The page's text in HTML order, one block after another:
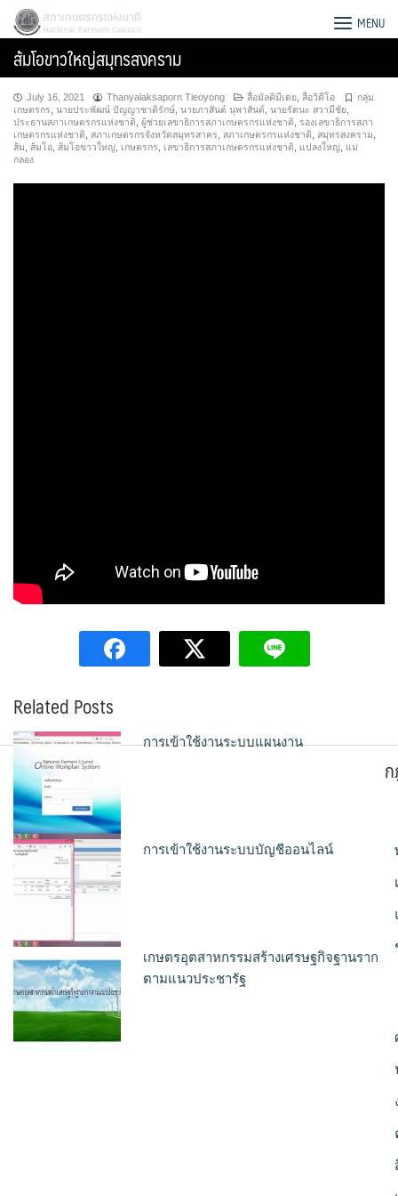
Skip
content
สภาเกษตรกรแห่งชาติ MENU
ส้มโอขาวใหญ่สมุทรสงคราม
July 16, 2021 Thanyalaksaporn Tieoyong สื่อมัลติมีเดย สื่อวิดีโอ
กลุ่ม
เกษตรกร นายประพัฒน์ ปัญญาชาติรักษ์ นายภาสันต์ นุพาสันต์ นายรัตนะ สวามีชัย
ประธานสภาเกษตรกรแห่งชาติ ผู้ช่วยเลขาธิการสภาเกษตรกรแห่งชาติ รองเลขาธิการสภา
เกษตรกรแห่งชาติ
สภาเกษตรกรจังหวัดสมุทรสาคร สภาเกษตรกรแห่งชาติ สมุทรสงคราม
ส้ม
ส้มโอ ส้มโอขาวใหญ่ เกษตรกร เลขาธิการสภาเกษตรกรแห่งชาติ แปลงใหญ่ แม่
กลอง
Related Posts
การเข้าใช้งานระบบแผนงาน
การเข้าใช้งานระบบบัญชีออนไลน์
เกษตรอุตสาหกรรมสร้างเศรษฐกิจฐานราก
ตามแนวประชารัฐ